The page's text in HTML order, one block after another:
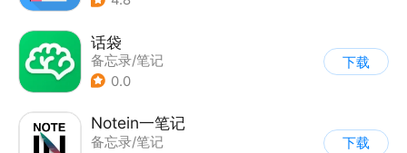
话袋
备忘录/笔记
0.0
下载
Notein一笔记
备忘录/笔记
下载